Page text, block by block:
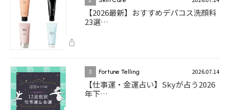
【2026最新】おすすめデパコス洗顔料
23選…
3 Fortune Telling 2026.07.14
【仕事運・金運占い】Skyが占う2026
年下…